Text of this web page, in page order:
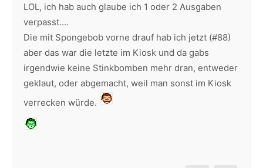
LOL, ich hab auch glaube ich 1 oder 2 Ausgaben
verpasst....
Die mit Spongebob vorne drauf hab ich jetzt (#88)
aber das war die letzte im Kiosk und da gabs
irgendwie keine Stinkbomben mehr dran, entweder
geklaut, oder abgemacht, weil man sonst im Kiosk
verrecken würde.